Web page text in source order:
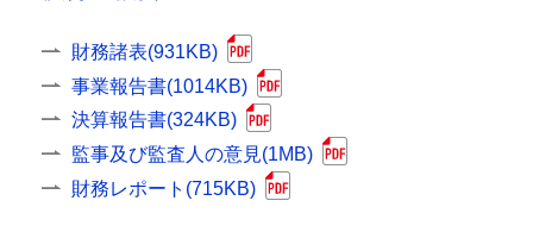
財務諸表(931KB)
事業報告書(1014KB)
決算報告書(324KB)
監事及び監査人の意見(1MB)
財務レポート(715KB)